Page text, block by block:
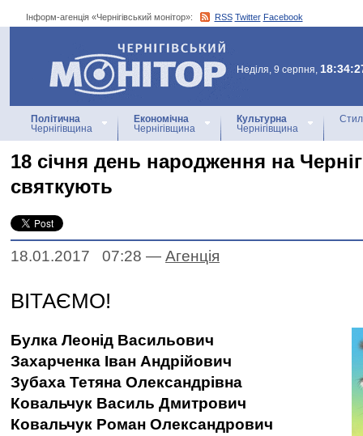
Інформ-агенція «Чернігівський монітор»: RSS Twitter Facebook
Інформ-агенція
«Чернігівський монітор»
Неділя, 9 серпня,
Політична
Чернігівщина
Економічна
Чернігівщина
Культурна
Чернігівщина
18 січня день народження на
святкують
18.01.2017 07:28 — Агенцiя
ВІТАЄМО!
Булка Леонід Васильович
Захарченка Іван Андрійович
Зубаха Тетяна Олександрівна
Ковальчук Василь Дмитрович
Ковальчук Роман Олександрович